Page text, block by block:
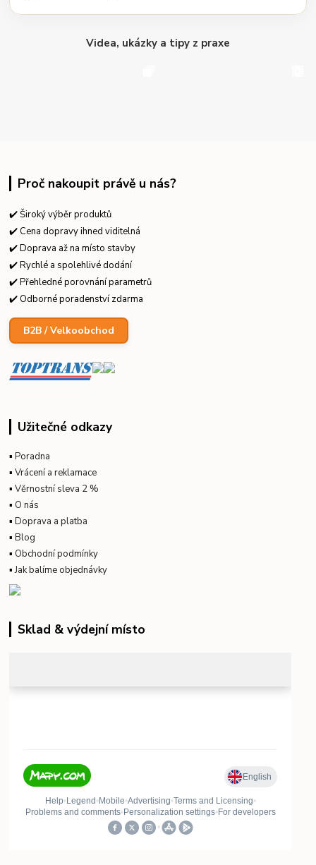
Videa, ukázky a tipy z praxe
Proč nakoupit právě u nás?
✔️ Široký výběr produktů
✔️ Cena dopravy ihned viditelná
✔️ Doprava až na místo stavby
✔️ Rychlé a spolehlivé dodání
✔️ Přehledné porovnání parametrů
✔️ Odborné poradenství zdarma
B2B / Velkoobchod
Užitečné odkazy
▪Poradna
▪Vrácení a reklamace
▪Věrnostní sleva 2 %
▪ O nás
▪Doprava a platba
▪Blog
▪ Obchodní podmínky
▪Jak balíme objednávky
Sklad & výdejní místo